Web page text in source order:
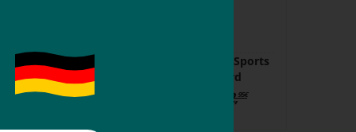
Classic Sports
Cord
34,95 42,95€
ESKADRON Classic Sports
zadelhoes Cord
42,95€